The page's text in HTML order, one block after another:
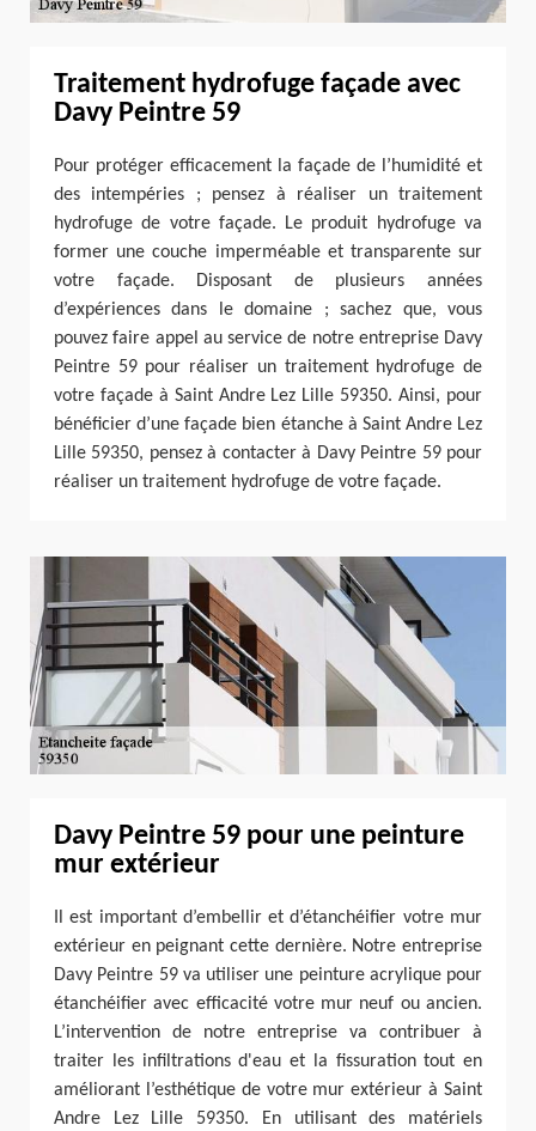
Traitement hydrofuge façade avec
Davy Peintre 59
Pour protéger efficacement la façade de l’humidité et
des intempéries ; pensez à réaliser un traitement
hydrofuge de votre façade. Le produit hydrofuge va
former une couche imperméable et transparente sur
votre façade. Disposant de plusieurs années
d’expériences dans le domaine ; sachez que, vous
pouvez faire appel au service de notre entreprise Davy
Peintre 59 pour réaliser un traitement hydrofuge de
votre façade à Saint Andre Lez Lille 59350. Ainsi, pour
bénéficier d’une façade bien étanche à Saint Andre Lez
Lille 59350, pensez à contacter à Davy Peintre 59 pour
réaliser un traitement hydrofuge de votre façade.
Davy Peintre 59 pour une peinture
mur extérieur
Il est important d’embellir et d’étanchéifier votre mur
extérieur en peignant cette dernière. Notre entreprise
Davy Peintre 59 va utiliser une peinture acrylique pour
étanchéifier avec efficacité votre mur neuf ou ancien.
L’intervention de notre entreprise va contribuer à
traiter les infiltrations d'eau et la fissuration tout en
améliorant l’esthétique de votre mur extérieur à Saint
Andre Lez Lille 59350. En utilisant des matériels